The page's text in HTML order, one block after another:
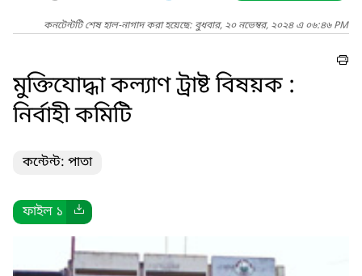
কনটেন্টটি শেষ হাল-নাগাদ করা হয়েছে: বুধবার, ২০ নভেম্বর, ২০২৪ এ ০৬:৪৬ PM
মুক্তিযোদ্ধা কল্যাণ ট্রাষ্ট বিষয়ক :
নির্বাহী কমিটি
কন্টেন্ট: পাতা
ফাইল ১